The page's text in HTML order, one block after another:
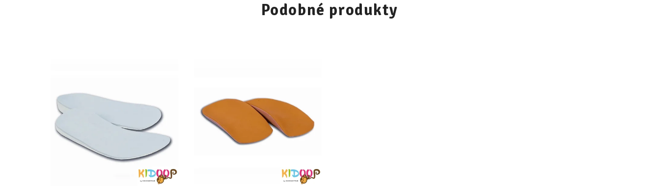
Podobné produkty